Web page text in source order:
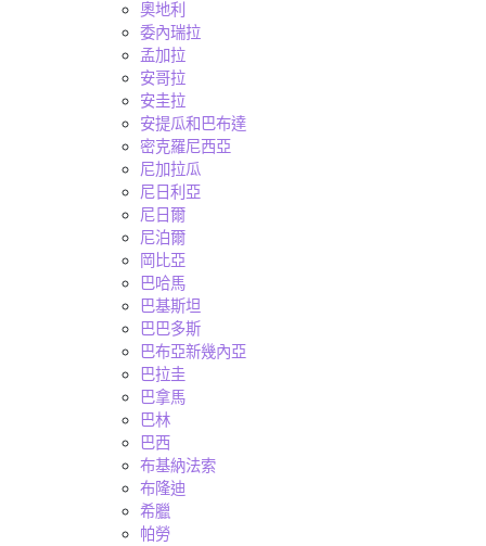
奧地利
委內瑞拉
孟加拉
安哥拉
安圭拉
安提瓜和巴布達
密克羅尼西亞
尼加拉瓜
尼日利亞
尼日爾
尼泊爾
岡比亞
巴哈馬
巴基斯坦
巴巴多斯
巴布亞新幾內亞
巴拉圭
巴拿馬
巴林
巴西
布基納法索
布隆迪
希臘
帕勞